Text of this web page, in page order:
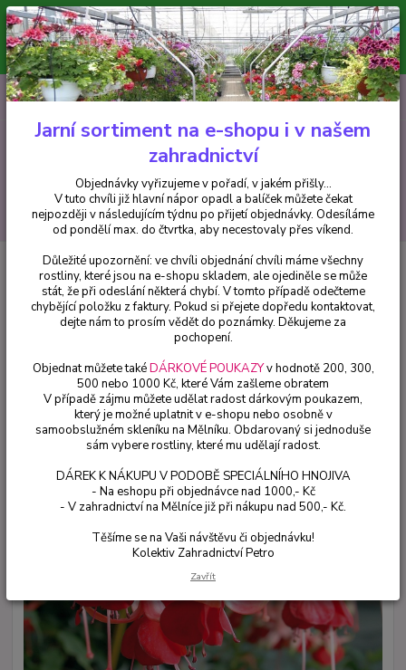
Minimální hodnota pro odeslání z e-shopu je 300 Kč.
V tuto chvíli již hlavní nápor objednávek opadl a balíček můžete čekat
nejpozději v následujícím týdnu po přijetí objednávky. Objednávky
vyřizujeme v pořadí, v jakém přišly...
CZK
Hledat
+420 602 223 614 0ks
za0 Kč
Fuchsie
Maria Leprich Fuchsie (Šl. Günter Nicola.A.2007) - cena na
prodejně
Maria Leprich Fuchsie (Šl. Günter
Nicola.A.2007) - cena na prodejně
Jarní sortiment na e-shopu i v našem
zahradnictví
Objednávky vyřizujeme v pořadí, v jakém přišly...
V tuto chvíli již hlavní nápor opadl a balíček můžete čekat
nejpozději v následujícím týdnu po přijetí objednávky. Odesíláme
od pondělí max. do čtvrtka, aby necestovaly přes víkend.
Důležité upozornění: ve chvíli objednání chvíli máme všechny
rostliny, které jsou na e-shopu skladem, ale ojediněle se může
stát, že při odeslání některá chybí. V tomto případě odečteme
chybějící položku z faktury. Pokud si přejete dopředu kontaktovat,
dejte nám to prosím vědět do poznámky. Děkujeme za
pochopení.
Objednat můžete takéDÁRKOVÉ POUKAZYv hodnotě 200, 300,
500 nebo 1000 Kč, které Vám zašleme obratem
V případě zájmu můžete udělat radost dárkovým poukazem,
který je možné uplatnit v e-shopu nebo osobně v
samoobslužném skleníku na Mělníku. Obdarovaný si jednoduše
sám vybere rostliny, které mu udělají radost.
DÁREK K NÁKUPU V PODOBĚ SPECIÁLNÍHO HNOJIVA
- Na eshopu při objednávce nad 1000,- Kč
- V zahradnictví na Mělníce již při nákupu nad 500,- Kč.
Těšíme se na Vaši návštěvu či objednávku!
Kolektiv Zahradnictví Petro
Zavřít